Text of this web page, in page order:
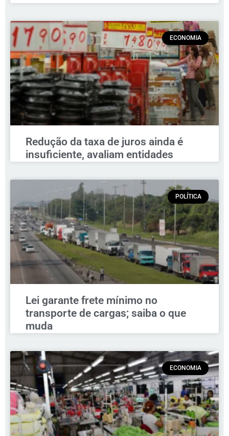
ECONOMIA
Redução da taxa de juros ainda é
insuficiente, avaliam entidades
POLÍTICA
Lei garante frete mínimo no
transporte de cargas; saiba o que
muda
ECONOMIA